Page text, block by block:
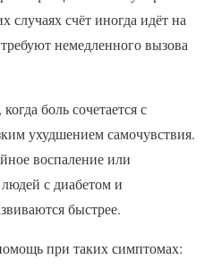
случаях счёт иногда идёт на
немедленного вызова
боль сочетается с
ухудшением самочувствия.
воспаление или
с диабетом и
быстрее.
при таких симптомах: